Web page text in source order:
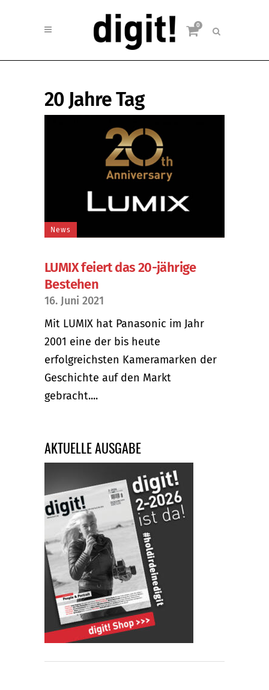
0
20 Jahre Tag
News
LUMIX feiert das 20-jährige
Bestehen
16. Juni 2021
Mit LUMIX hat Panasonic im Jahr
2001 eine der bis heute
erfolgreichsten Kameramarken der
Geschichte auf den Markt
gebracht....
AKTUELLE AUSGABE